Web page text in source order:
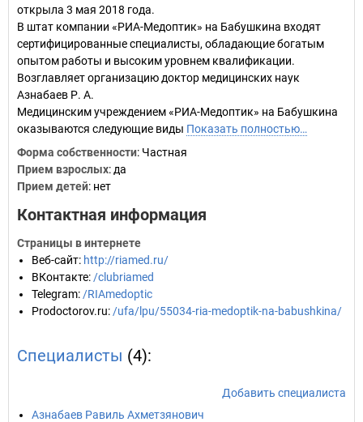
открыла 3 мая 2018 года.
В штат компании «РИА-Медоптик» на Бабушкина входят
сертифицированные специалисты, обладающие богатым
опытом работы и высоким уровнем квалификации.
Возглавляет организацию доктор медицинских наук
Азнабаев Р. А.
Медицинским учреждением «РИА-Медоптик» на Бабушкина
оказываются следующие виды Показать полностью…
Форма собственности: Частная
Прием взрослых: да
Прием детей: нет
Контактная информация
Страницы в интернете
Веб-сайт: http://riamed.ru/
ВКонтакте: /clubriamed
Telegram: /RIAmedoptic
Prodoctorov.ru: /ufa/lpu/55034-ria-medoptik-na-babushkina/
Специалисты (4):
Добавить специалиста
Азнабаев Равиль Ахметзянович